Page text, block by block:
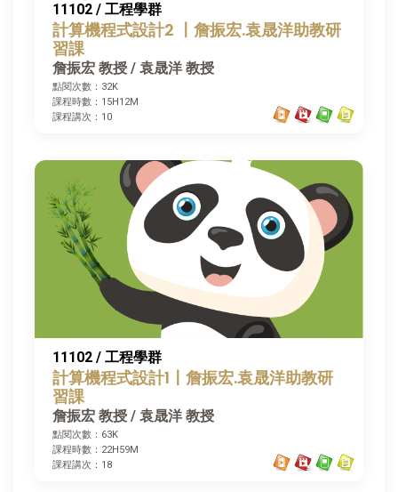
11102 / 工程學群
計算機程式設計2 〡詹振宏.袁晟洋助教研
習課
詹振宏 教授 / 袁晟洋 教授
點閱次數：32K
課程時數：15H12M
課程講次：10
11102 / 工程學群
計算機程式設計1〡詹振宏.袁晟洋助教研
習課
詹振宏 教授 / 袁晟洋 教授
點閱次數：63K
課程時數：22H59M
課程講次：18